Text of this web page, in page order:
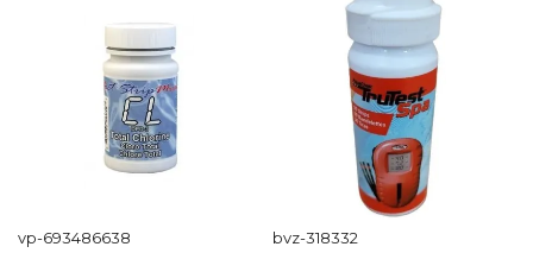
vp-693486638 bvz-318332